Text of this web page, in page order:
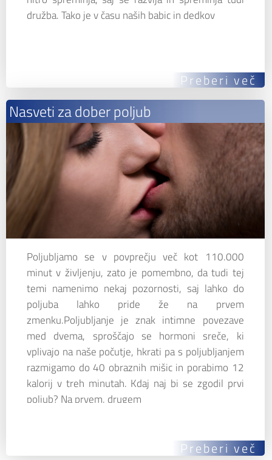
družba. Tako je v času naših babic in dedkov
Preberi več
Nasveti za dober poljub
Poljubljamo se v povprečju več kot 110.000
minut v življenju, zato je pomembno, da tudi tej
temi namenimo nekaj pozornosti, saj lahko do
poljuba lahko pride že na prvem
zmenku.Poljubljanje je znak intimne povezave
med dvema, sproščajo se hormoni sreče, ki
vplivajo na naše počutje, hkrati pa s poljubljanjem
razmigamo do 40 obraznih mišic in porabimo 12
kalorij v treh minutah. Kdaj naj bi se zgodil prvi
poljub? Na prvem, drugem
Preberi več